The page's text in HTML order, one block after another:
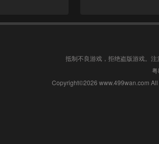
抵制不良游戏，拒绝盗版游戏。
Copyright©2026 www.499wan.com